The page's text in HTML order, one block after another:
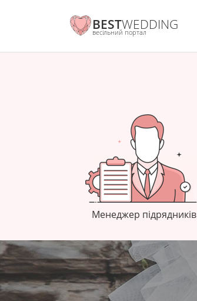
BESTWEDDING
весільний портал
Менеджер підрядників